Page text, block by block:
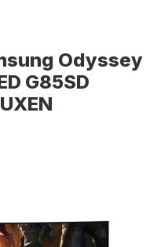
Odyssey
G85SD